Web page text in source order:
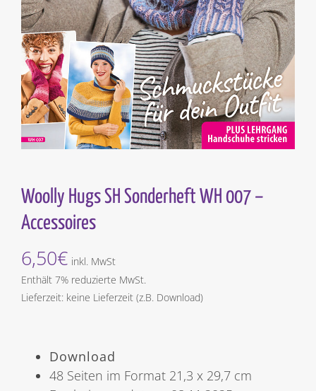
Woolly Hugs SH Sonderheft WH 007 –
Accessoires
6,50€ inkl. MwSt
Enthält 7% reduzierte MwSt.
Lieferzeit: keine Lieferzeit (z.B. Download)
Download
48 Seiten im Format 21,3 x 29,7 cm